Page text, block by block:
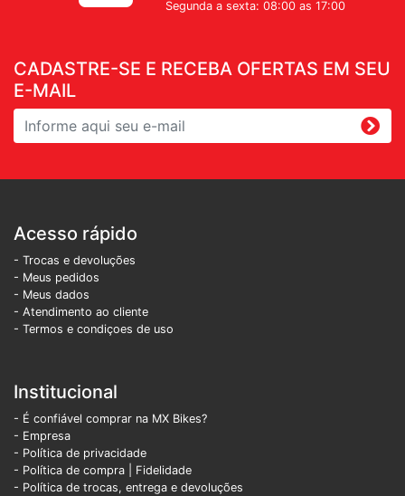
CADASTRE-SE E RECEBA OFERTAS EM SEU
E-MAIL
Segunda a sexta: 08:00 as 17:00
Acesso rápido
- Trocas e devoluções
- Meus pedidos
- Meus dados
- Atendimento ao cliente
- Termos e condiçoes de uso
Institucional
- É confiável comprar na MX Bikes?
- Empresa
- Política de privacidade
- Política de compra | Fidelidade
- Política de trocas, entrega e devoluções